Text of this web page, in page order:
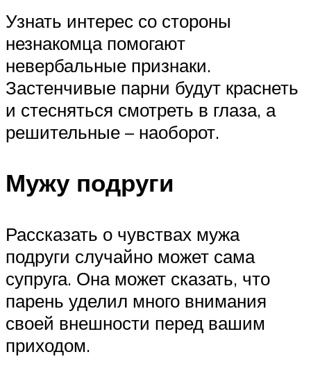
Узнать интерес со стороны
незнакомца помогают
невербальные признаки.
Застенчивые парни будут краснеть
и стесняться смотреть в глаза, а
решительные – наоборот.
Мужу подруги
Рассказать о чувствах мужа
подруги случайно может сама
супруга. Она может сказать, что
парень уделил много внимания
своей внешности перед вашим
приходом.